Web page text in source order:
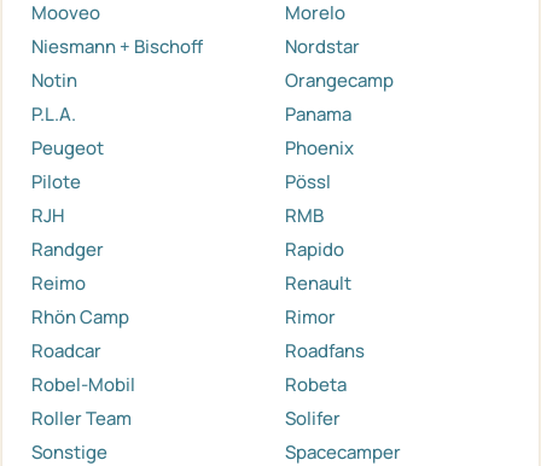
Mooveo
Morelo
Niesmann + Bischoff
Nordstar
Notin
Orangecamp
P.L.A.
Panama
Peugeot
Phoenix
Pilote
Pössl
RJH
RMB
Randger
Rapido
Reimo
Renault
Rhön Camp
Rimor
Roadcar
Roadfans
Robel-Mobil
Robeta
Roller Team
Solifer
Sonstige
Spacecamper